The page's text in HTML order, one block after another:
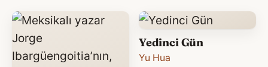
Yedinci Gün
Yu Hua